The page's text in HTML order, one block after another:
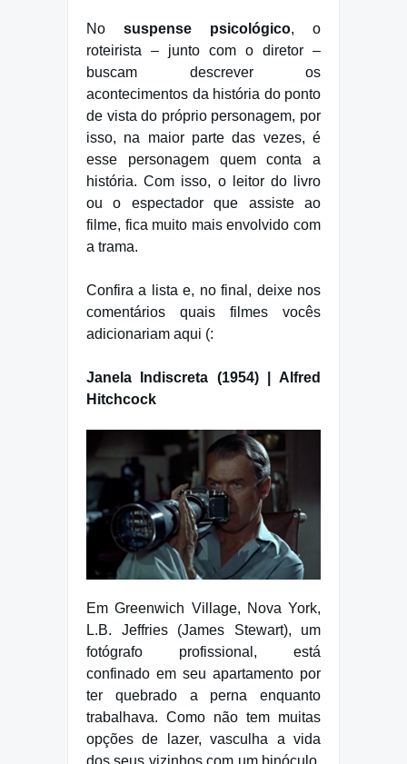
No suspense psicológico, o
roteirista – junto com o diretor –
buscam descrever os
acontecimentos da história do ponto
de vista do próprio personagem, por
isso, na maior parte das vezes, é
esse personagem quem conta a
história. Com isso, o leitor do livro
ou o espectador que assiste ao
filme, fica muito mais envolvido com
a trama.
Confira a lista e, no final, deixe nos
comentários quais filmes vocês
adicionariam aqui (:
Janela Indiscreta (1954) | Alfred
Hitchcock
Em Greenwich Village, Nova York,
L.B. Jeffries (James Stewart), um
fotógrafo profissional, está
confinado em seu apartamento por
ter quebrado a perna enquanto
trabalhava. Como não tem muitas
opções de lazer, vasculha a vida
dos seus vizinhos com um binóculo,